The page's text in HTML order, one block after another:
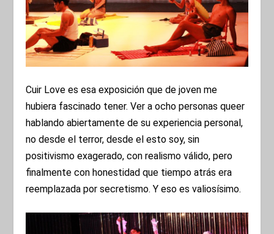
Cuir Love es esa exposición que de joven me
hubiera fascinado tener. Ver a ocho personas queer
hablando abiertamente de su experiencia personal,
no desde el terror, desde el esto soy, sin
positivismo exagerado, con realismo válido, pero
finalmente con honestidad que tiempo atrás era
reemplazada por secretismo. Y eso es valiosísimo.